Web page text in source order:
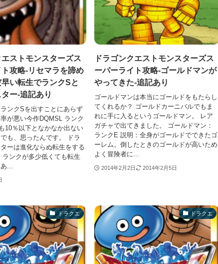
ストモンスターズス
攻略-リセマラを諦め
い転生でランクSと
ー-追記あり
ンクSを出すことにあらず
が悪い今作DQMSL ランク
10％以下となかなか出ない
も、思ったんです。 ドラ
ーは進化ならぬ転生をする
ランクが多少低くても転生
...
ドラゴンクエストモンスターズス
ーパーライト攻略-ゴールドマンが
やってきた-追記あり
ゴールドマンは本当にゴールドをもたらし
てくれるか？ ゴールドカーニバルでもま
れに手に入るというゴールドマン。 レア
ガチャで出てきました。 ゴールドマン：
ランクE 説明：全身がゴールドでできたゴ
ーレム。倒したときのゴールドが高いため
よく冒険者に...
2014年2月2日 2014年2月5日
ドラクエ ドラクエ